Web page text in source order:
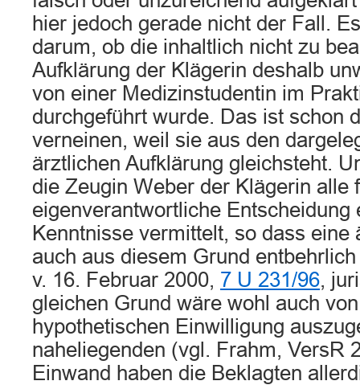
hier jedoch gerade nicht der Fall.
darum, ob die inhaltlich nicht zu
Aufklärung der Klägerin deshalb
von einer Medizinstudentin im
durchgeführt wurde. Das ist schon
verneinen, weil sie aus den
ärztlichen Aufklärung gleichsteht.
die Zeugin Weber der Klägerin alle
eigenverantwortliche Entscheidung
Kenntnisse vermittelt, so dass eine
auch aus diesem Grund
v. 16. Februar 2000, 7 U 231/96,
gleichen Grund wäre wohl auch
hypothetischen Einwilligung
naheliegenden (vgl. Frahm, VersR
Einwand haben die Beklagten